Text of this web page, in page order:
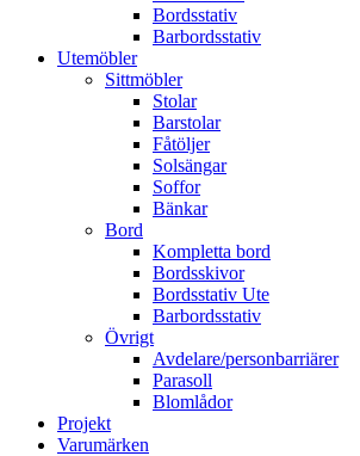
Bordsstativ
Barbordsstativ
Utemöbler
Sittmöbler
Stolar
Barstolar
Fåtöljer
Solsängar
Soffor
Bänkar
Bord
Kompletta bord
Bordsskivor
Bordsstativ Ute
Barbordsstativ
Övrigt
Avdelare/personbarriärer
Parasoll
Blomlådor
Projekt
Varumärken